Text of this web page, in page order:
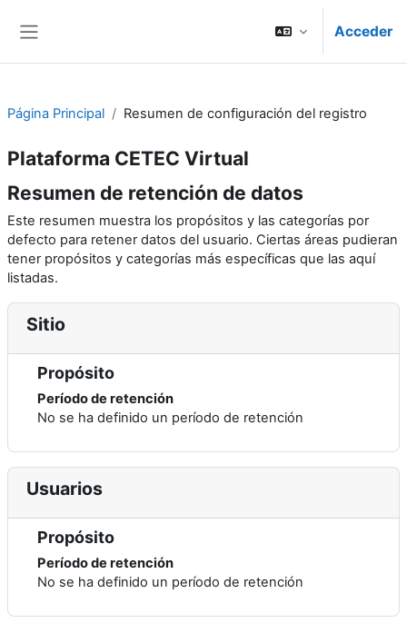
Acceder
Página Principal Resumen de configuración del registro
Plataforma CETEC Virtual
Resumen de retención de datos
Este resumen muestra los propósitos y las categorías por
defecto para retener datos del usuario. Ciertas áreas pudieran
tener propósitos y categorías más específicas que las aquí
listadas.
Sitio
Propósito
Período de retención
No se ha definido un período de retención
Usuarios
Propósito
Período de retención
No se ha definido un período de retención